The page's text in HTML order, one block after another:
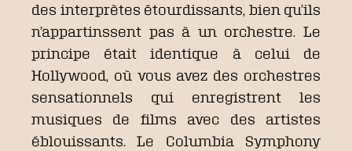
des interprètes étourdissants, bien qu’ils
n’appartinssent pas à un orchestre. Le
principe était identique à celui de
Hollywood, où vous avez des orchestres
sensationnels qui enregistrent les
musiques de films avec des artistes
éblouissants. Le Columbia Symphony